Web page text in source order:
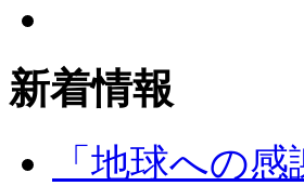
新着情報
「地球への